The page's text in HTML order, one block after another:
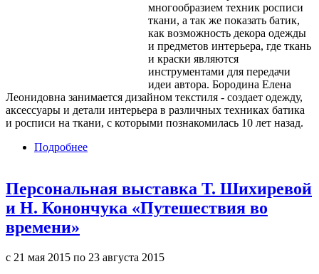
многообразием техник росписи
ткани, а так же показать батик,
как возможность декора одежды
и предметов интерьера, где ткань
и краски являются
инструментами для передачи
идеи автора. Бородина Елена
Леонидовна занимается дизайном текстиля - создает одежду,
аксессуары и детали интерьера в различных техниках батика
и росписи на ткани, с которыми познакомилась 10 лет назад.
Подробнее
Персональная выставка Т. Шихиревой
и Н. Конончука «Путешествия во
времени»
с 21 мая 2015 по 23 августа 2015